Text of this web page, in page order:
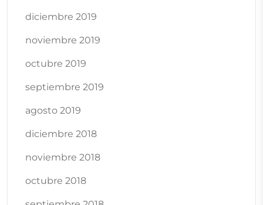
diciembre 2019
noviembre 2019
octubre 2019
septiembre 2019
agosto 2019
diciembre 2018
noviembre 2018
octubre 2018